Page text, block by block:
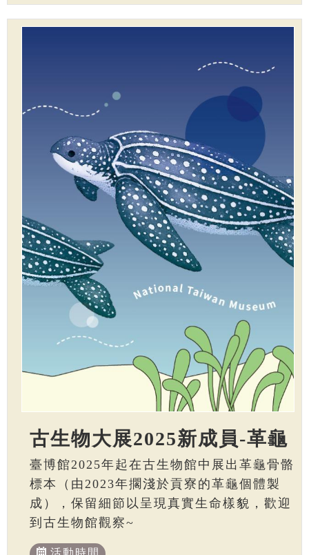
古生物大展2025新成員-革龜
臺博館2025年起在古生物館中展出革龜骨骼
標本（由2023年擱淺於貢寮的革龜個體製
成），保留細節以呈現真實生命樣貌，歡迎
到古生物館觀察~